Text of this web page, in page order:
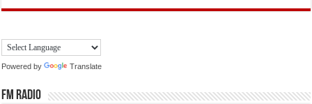
Powered by Translate
FM Radio